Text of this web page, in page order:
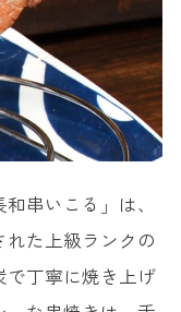
串いこる」は、
た上級ランクの
丁寧に焼き上げ